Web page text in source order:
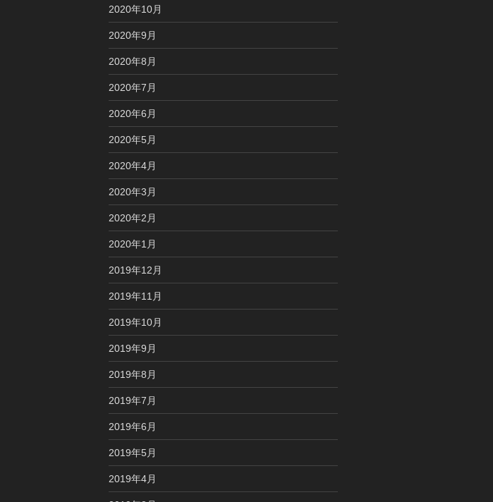
2020年10月
2020年9月
2020年8月
2020年7月
2020年6月
2020年5月
2020年4月
2020年3月
2020年2月
2020年1月
2019年12月
2019年11月
2019年10月
2019年9月
2019年8月
2019年7月
2019年6月
2019年5月
2019年4月